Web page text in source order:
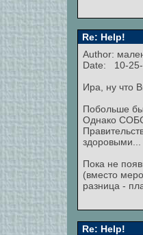
Re: Help!
Author:
Date: 10-
Ира, ну что
Побольше
Однако
здоровыми...
Пока не
(вместо
разница -
Re: Help!